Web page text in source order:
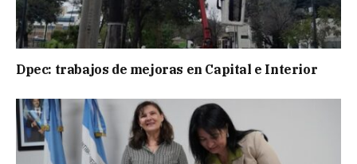
Dpec: trabajos de mejoras en Capital e Interior